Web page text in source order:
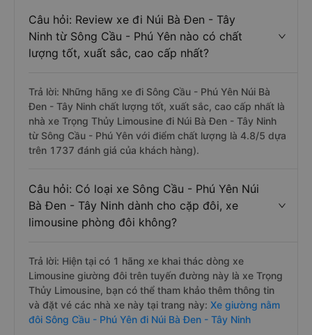
Câu hỏi: Review xe đi Núi Bà Đen - Tây
Ninh từ Sông Cầu - Phú Yên nào có chất
lượng tốt, xuất sắc, cao cấp nhất?
Trả lời: Những hãng xe đi Sông Cầu - Phú Yên Núi Bà
Đen - Tây Ninh chất lượng tốt, xuất sắc, cao cấp nhất là
nhà xe Trọng Thủy Limousine đi Núi Bà Đen - Tây Ninh
từ Sông Cầu - Phú Yên với điểm chất lượng là 4.8/5 dựa
trên 1737 đánh giá của khách hàng).
Câu hỏi: Có loại xe Sông Cầu - Phú Yên Núi
Bà Đen - Tây Ninh dành cho cặp đôi, xe
limousine phòng đôi không?
Trả lời: Hiện tại có 1 hãng xe khai thác dòng xe
Limousine giường đôi trên tuyến đường này là xe Trọng
Thủy Limousine, bạn có thể tham khảo thêm thông tin
và đặt vé các nhà xe này tại trang này: Xe giường nằm
đôi Sông Cầu - Phú Yên đi Núi Bà Đen - Tây Ninh